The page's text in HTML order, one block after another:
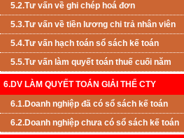
5.2.Tư vấn về ghi chép hoá đơn
5.3.Tư vấn về tiền lương chi trả nhân viên
5.4.Tư vấn hạch toán sổ sách kế toán
5.5.Tư vấn làm quyết toán thuế cuối năm
6.DV LÀM QUYẾT TOÁN GIẢI THỂ CTY
6.1.Doanh nghiệp đã có sổ sách kế toán
6.2.Doanh nghiệp chưa có sổ sách kế toán